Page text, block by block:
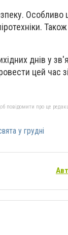
днів у
цей час
повідомити про це
у грудні